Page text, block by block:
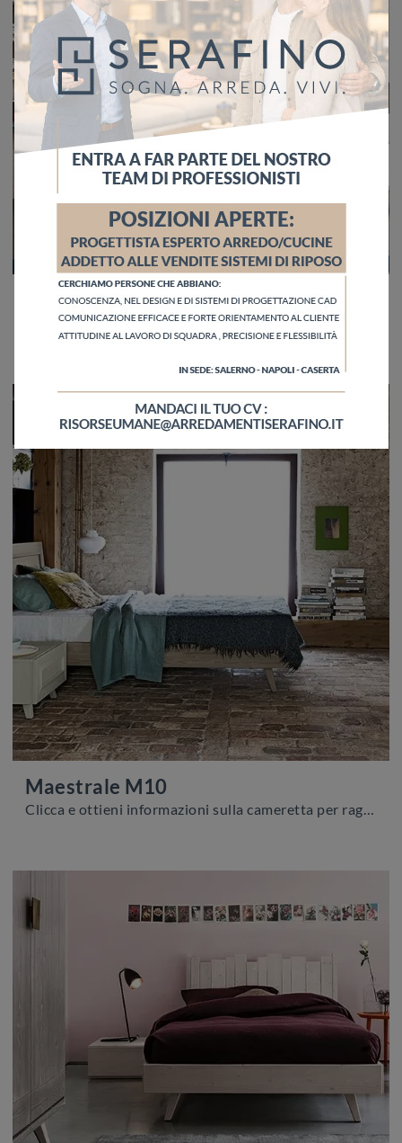
Maestrale M12
Maestrale M10
Clicca e ottieni informazioni sulla cameretta per ragazzi Maestrale M10! Le Camerette componibili Scandola ti aspettano.